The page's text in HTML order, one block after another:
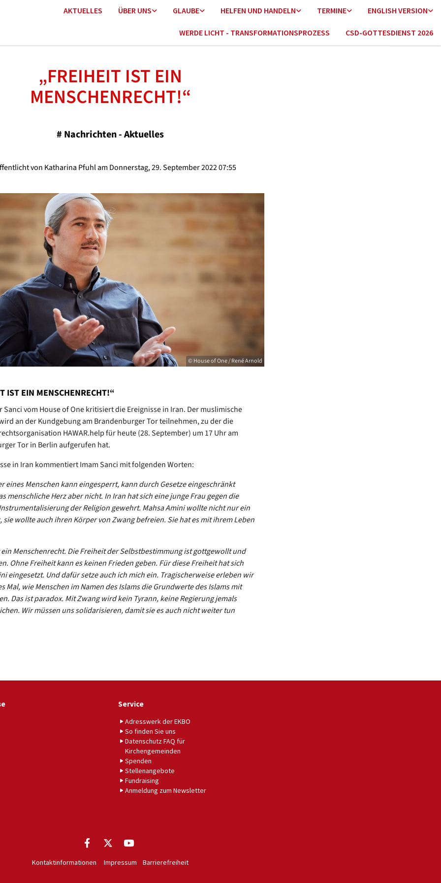
AKTUELLES ÜBER UNS GLAUBE HELFEN UND HANDELN TERMINE ENGLISH VERSION
WERDE LICHT - TRANSFORMATIONSPROZESS CSD-GOTTESDIENST 2026
„FREIHEIT IST EIN
MENSCHENRECHT!“
# Nachrichten - Aktuelles
von Katharina Pfuhl am Donnerstag, 29. September 2022 07:55
© House of One / René Arnold
IST EIN MENSCHENRECHT!“
Sanci vom House of One kritisiert die Ereignisse in Iran. Der muslimische
an der Kundgebung am Brandenburger Tor teilnehmen, zu der die
HAWAR.help für heute (28. September) um 17 Uhr am
Tor in Berlin aufgerufen hat.
in Iran kommentiert Imam Sanci mit folgenden Worten:
eines Menschen kann eingesperrt, kann durch Gesetze eingeschränkt
menschliche Herz aber nicht. In Iran hat sich eine junge Frau gegen die
der Religion gewehrt. Mahsa Amini wollte nicht nur ein
sie wollte auch ihren Körper von Zwang befreien. Sie hat es mit ihrem Leben
Menschenrecht. Die Freiheit der Selbstbestimmung ist gottgewollt und
Ohne Freiheit kann es keinen Frieden geben. Für diese Freiheit hat sich
eingesetzt. Und dafür setze auch ich mich ein. Tragischerweise erleben wir
Mal, wie Menschen im Namen des Islams die Grundwerte des Islams mit
Das ist paradox. Mit Zwang wird kein Tyrann, keine Regierung jemals
Wir müssen uns solidarisieren, damit sie es auch nicht weiter tun
Service
Adresswerk der EKBO
So finden Sie uns
Datenschutz FAQ für
Kirchengemeinden
Spenden
Stellenangebote
Fundraising
Anmeldung zum Newsletter
Kontaktinformationen Impressum Barrierefreiheit